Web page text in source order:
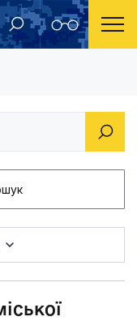
Про внесення змін